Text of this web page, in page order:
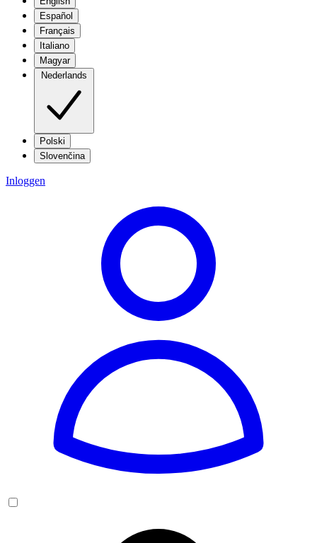
Español
Français
Italiano
Magyar
Nederlands
Polski
Slovenčina
Inloggen